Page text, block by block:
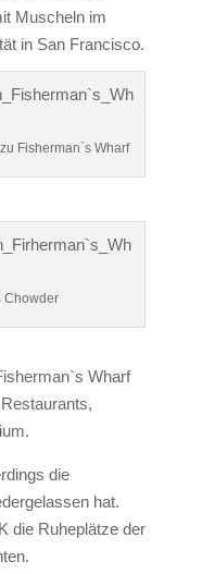
Muscheln im
in San Francisco.
Fisherman`s Wharf
Chowder
Wharf
die
hat.
die Ruheplätze der